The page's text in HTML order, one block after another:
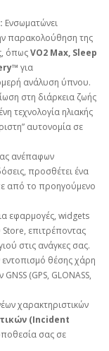
Ενσωματώνει
παρακολούθηση της
όπωςVO2 Max, Sleep
για
ανάλυση ύπνου.
στη διάρκεια ζωής
τεχνολογία ηλιακής
αυτονομία σε
ανέπαφων
προσθέτει ένα
από το προηγούμενο
εφαρμογές, widgets
επιτρέποντας
στις ανάγκες σας.
εντοπισμό θέσης χάρη
(GPS, GLONASS,
χαρακτηριστικών
(Incident
σας σε